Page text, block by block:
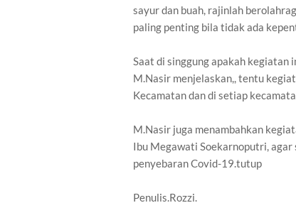
sayur dan buah, rajinlah
paling penting bila tidak ada
Saat di singgung apakah kegiatan
M.Nasir menjelaskan,, tentu
Kecamatan dan di setiap
M.Nasir juga menambahkan
Ibu Megawati Soekarnoputri,
penyebaran Covid-19.tutup
Penulis.Rozzi.